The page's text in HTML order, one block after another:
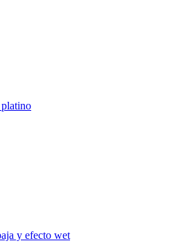
y efecto wet